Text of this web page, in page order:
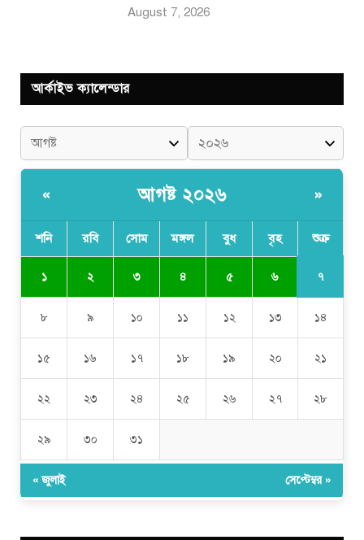
August 7, 2026
আর্কাইভ ক্যালেন্ডার
« আগষ্ট ২০২৬ »
শনি রবি সোম মঙ্গল বুধ বৃহ শুক্র
১ ২ ৩ ৪ ৫ ৬ ৭
৮ ৯ ১০ ১১ ১২ ১৩ ১৪
১৫ ১৬ ১৭ ১৮ ১৯ ২০ ২১
২২ ২৩ ২৪ ২৫ ২৬ ২৭ ২৮
২৯ ৩০ ৩১
« জুলাই সেপ্টেম্বর »